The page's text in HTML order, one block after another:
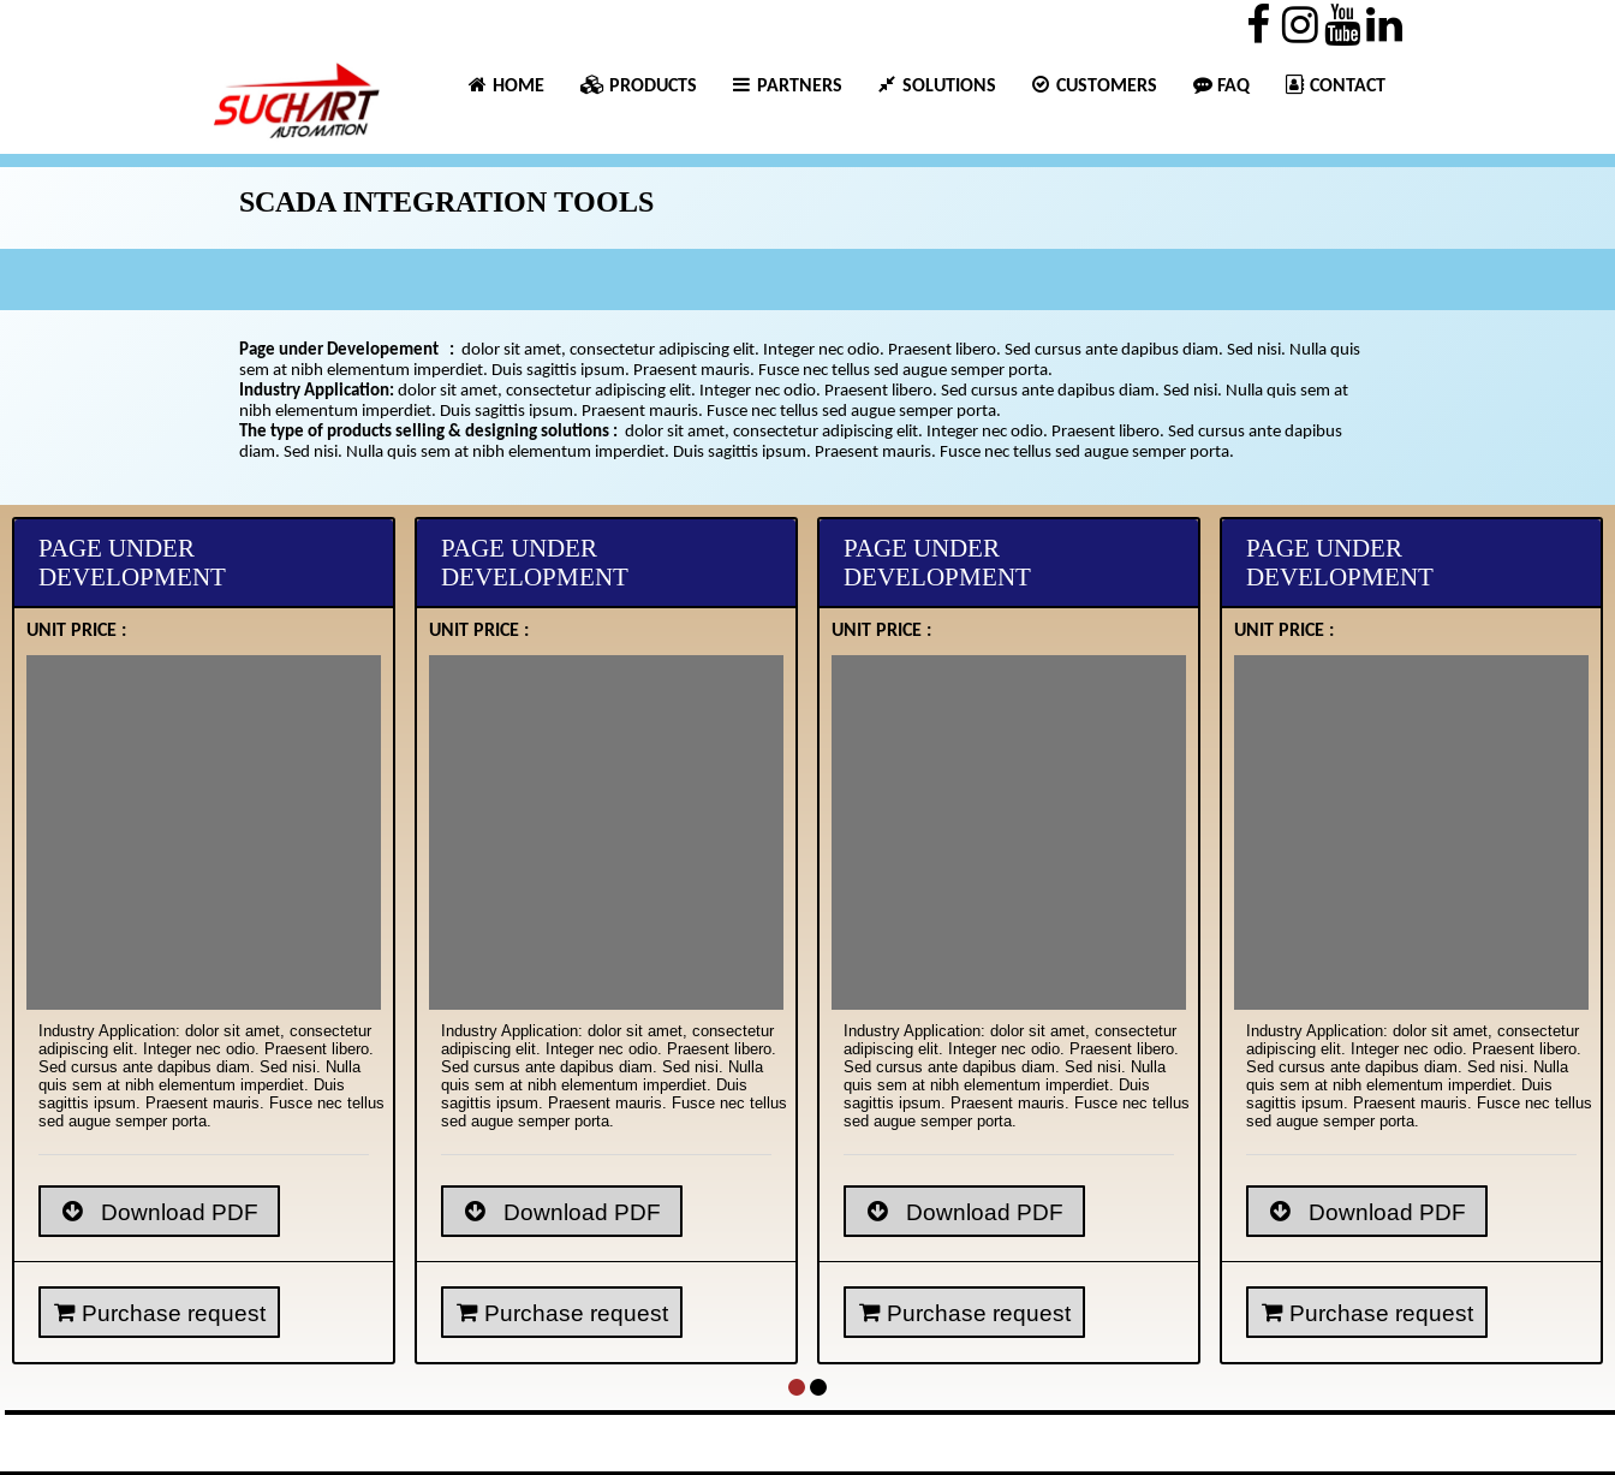
HOME PRODUCTS PARTNERS SOLUTIONS CUSTOMERS FAQ CONTACT
SCADA INTEGRATION TOOLS
Page under Developement : dolor sit amet, consectetur adipiscing elit. Integer nec odio. Praesent libero. Sed cursus ante dapibus diam. Sed nisi. Nulla quis
sem at nibh elementum imperdiet. Duis sagittis ipsum. Praesent mauris. Fusce nec tellus sed augue semper porta.
Industry Application: dolor sit amet, consectetur adipiscing elit. Integer nec odio. Praesent libero. Sed cursus ante dapibus diam. Sed nisi. Nulla quis sem at
nibh elementum imperdiet. Duis sagittis ipsum. Praesent mauris. Fusce nec tellus sed augue semper porta.
The type of products selling & designing solutions : dolor sit amet, consectetur adipiscing elit. Integer nec odio. Praesent libero. Sed cursus ante dapibus
diam. Sed nisi. Nulla quis sem at nibh elementum imperdiet. Duis sagittis ipsum. Praesent mauris. Fusce nec tellus sed augue semper porta.
PAGE UNDER
DEVELOPMENT
UNIT PRICE :
Industry Application: dolor sit amet, consectetur
adipiscing elit. Integer nec odio. Praesent libero.
Sed cursus ante dapibus diam. Sed nisi. Nulla
quis sem at nibh elementum imperdiet. Duis
sagittis ipsum. Praesent mauris. Fusce nec tellus
sed augue semper porta.
Download PDF
Purchase request
PAGE UNDER
DEVELOPMENT
UNIT PRICE :
Industry Application: dolor sit amet, consectetur
adipiscing elit. Integer nec odio. Praesent libero.
Sed cursus ante dapibus diam. Sed nisi. Nulla
quis sem at nibh elementum imperdiet. Duis
sagittis ipsum. Praesent mauris. Fusce nec tellus
sed augue semper porta.
Download PDF
Purchase request
PAGE UNDER
DEVELOPMENT
UNIT PRICE :
Industry Application: dolor sit amet, consectetur
adipiscing elit. Integer nec odio. Praesent libero.
Sed cursus ante dapibus diam. Sed nisi. Nulla
quis sem at nibh elementum imperdiet. Duis
sagittis ipsum. Praesent mauris. Fusce nec tellus
sed augue semper porta.
Download PDF
Purchase request
PAGE UNDER
DEVELOPMENT
UNIT PRICE :
Industry Application: dolor sit amet, consectetur
adipiscing elit. Integer nec odio. Praesent libero.
Sed cursus ante dapibus diam. Sed nisi. Nulla
quis sem at nibh elementum imperdiet. Duis
sagittis ipsum. Praesent mauris. Fusce nec tellus
sed augue semper porta.
Download PDF
Purchase request